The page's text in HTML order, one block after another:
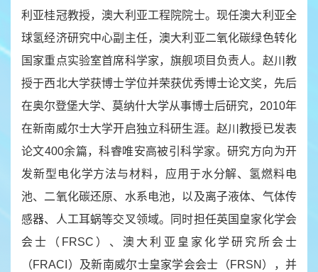
利亚桂冠教授，澳大利亚工程院院士。现任澳大利亚全
球氢经济研究中心副主任，澳大利亚二氧化碳绿色转化
国家重点实验室首席科学家，旗舰项目负责人。赵川教
授于西北大学获博士学位并荣获优秀博士论文奖，先后
在奥尔登堡大学、莫纳什大学从事博士后研究，2010年
在新南威尔士大学开启独立科研生涯。赵川教授已发表
论文400余篇，科睿唯安高被引科学家。研究方向为开
发新型电化学方法与材料，应用于水分解、氢燃料电
池、二氧化碳还原、水系电池，以及离子液体、气体传
感器、人工耳蜗等交叉领域。同时担任英国皇家化学会
会士（FRSC）、澳大利亚皇家化学研究所会士
（FRACI）及新南威尔士皇家学会会士（FRSN），并